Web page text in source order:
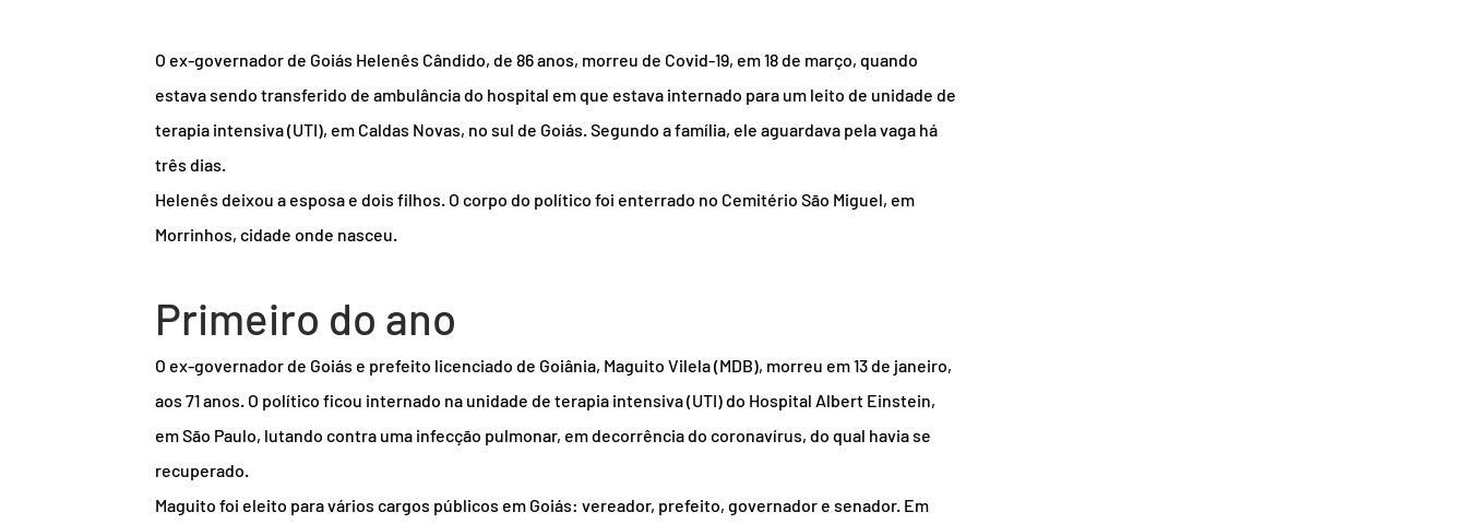
O ex-governador de Goiás Helenês Cândido, de 86 anos, morreu de Covid-19, em 18 de março, quando
estava sendo transferido de ambulância do hospital em que estava internado para um leito de unidade de
terapia intensiva (UTI), em Caldas Novas, no sul de Goiás. Segundo a família, ele aguardava pela vaga há
três dias.
Helenês deixou a esposa e dois filhos. O corpo do político foi enterrado no Cemitério São Miguel, em
Morrinhos, cidade onde nasceu.
Primeiro do ano
O ex-governador de Goiás e prefeito licenciado de Goiânia, Maguito Vilela (MDB), morreu em 13 de janeiro,
aos 71 anos. O político ficou internado na unidade de terapia intensiva (UTI) do Hospital Albert Einstein,
em São Paulo, lutando contra uma infecção pulmonar, em decorrência do coronavírus, do qual havia se
recuperado.
Maguito foi eleito para vários cargos públicos em Goiás: vereador, prefeito, governador e senador. Em